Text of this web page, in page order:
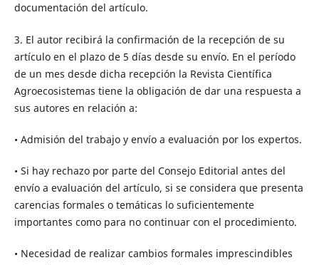
documentación del artículo.
3. El autor recibirá la confirmación de la recepción de su
artículo en el plazo de 5 días desde su envío. En el período
de un mes desde dicha recepción la Revista Científica
Agroecosistemas tiene la obligación de dar una respuesta a
sus autores en relación a:
• Admisión del trabajo y envío a evaluación por los expertos.
• Si hay rechazo por parte del Consejo Editorial antes del
envío a evaluación del artículo, si se considera que presenta
carencias formales o temáticas lo suficientemente
importantes como para no continuar con el procedimiento.
• Necesidad de realizar cambios formales imprescindibles